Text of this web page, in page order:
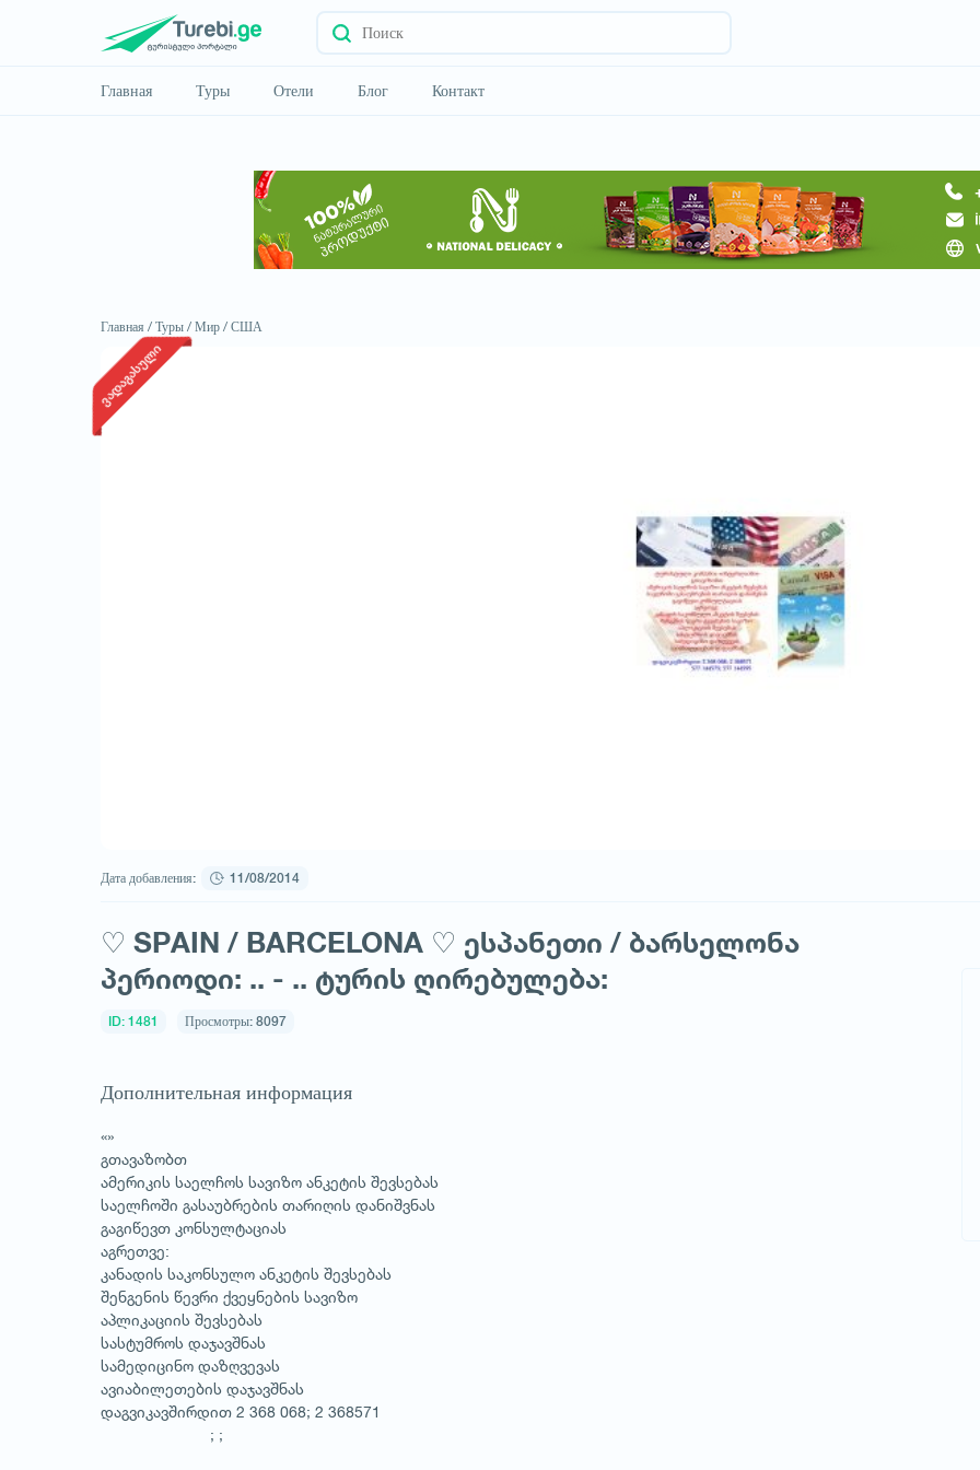
Главная Туры Отели Блог Контакт
Запросить тур
Главная / Туры / Мир / США
ვადაგასული
Дата добавления: 11/08/2014
♡ SPAIN / BARCELONA ♡ ესპანეთი / ბარსელონა
პერიოდი: .. - .. ტურის ღირებულება:
ID: 1481 Просмотры: 8097
Дополнительная информация
«»
გთავაზობთ
ამერიკის საელჩოს სავიზო ანკეტის შევსებას
საელჩოში გასაუბრების თარიღის დანიშვნას
გაგიწევთ კონსულტაციას
აგრეთვე:
კანადის საკონსულო ანკეტის შევსებას
შენგენის წევრი ქვეყნების სავიზო
აპლიკაციის შევსებას
სასტუმროს დაჯავშნას
სამედიცინო დაზღვევას
ავიაბილეთების დაჯავშნას
დაგვიკავშირდით 2 368 068; 2 368571
; ;